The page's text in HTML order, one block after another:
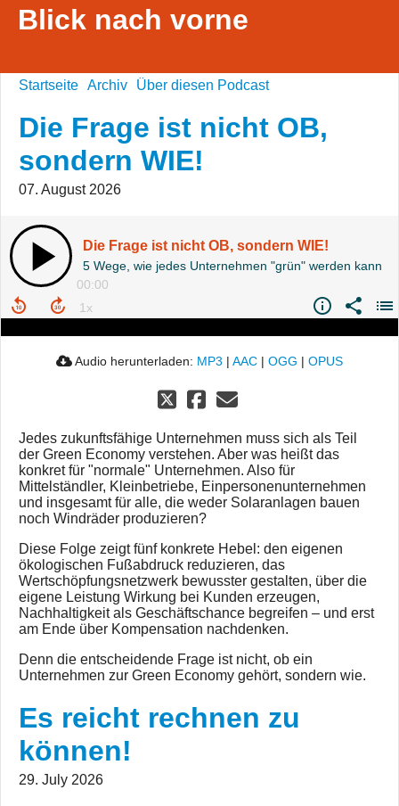
Blick nach vorne
Startseite Archiv Über diesen Podcast
Die Frage ist nicht OB,
sondern WIE!
07. August 2026
Die Frage ist nicht OB, sondern WIE!
5 Wege, wie jedes Unternehmen "grün" werden kann
00:00
Audio herunterladen: MP3 | AAC | OGG | OPUS
Jedes zukunftsfähige Unternehmen muss sich als Teil
der Green Economy verstehen. Aber was heißt das
konkret für "normale" Unternehmen. Also für
Mittelständler, Kleinbetriebe, Einpersonenunternehmen
und insgesamt für alle, die weder Solaranlagen bauen
noch Windräder produzieren?
Diese Folge zeigt fünf konkrete Hebel: den eigenen
ökologischen Fußabdruck reduzieren, das
Wertschöpfungsnetzwerk bewusster gestalten, über die
eigene Leistung Wirkung bei Kunden erzeugen,
Nachhaltigkeit als Geschäftschance begreifen – und erst
am Ende über Kompensation nachdenken.
Denn die entscheidende Frage ist nicht, ob ein
Unternehmen zur Green Economy gehört, sondern wie.
Es reicht rechnen zu
können!
29. July 2026